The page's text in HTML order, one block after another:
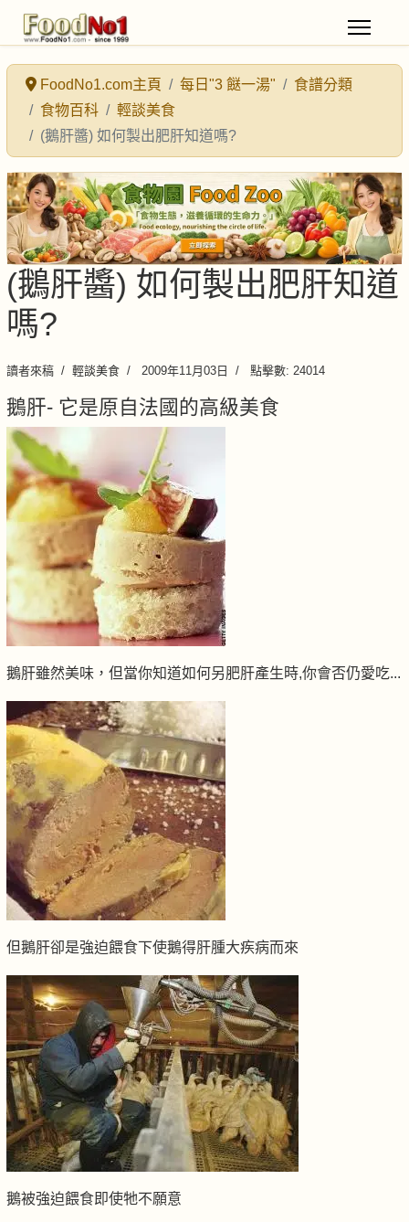
FoodNo1.com主頁 每日"3 餸一湯"
食譜分類
食物百科
輕談美食
(鵝肝醬) 如何製出肥肝知道嗎?
(鵝肝醬) 如何製出肥肝知道
嗎?
讀者來稿 輕談美食 2009年11月03日 點擊數: 24014
鵝肝- 它是原自法國的高級美食
鵝肝雖然美味，但當你知道如何另肥肝產生時,你會否仍愛吃...
但鵝肝卻是強迫餵食下使鵝得肝腫大疾病而來
鵝被強迫餵食即使牠不願意